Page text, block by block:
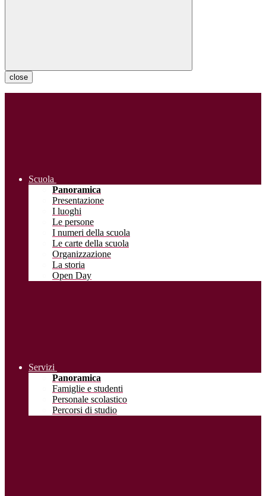
close
Scuola
Panoramica
Presentazione
I luoghi
Le persone
I numeri della scuola
Le carte della scuola
Organizzazione
La storia
Open Day
Servizi
Panoramica
Famiglie e studenti
Personale scolastico
Percorsi di studio